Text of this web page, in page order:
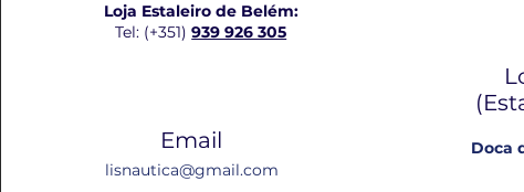
Loja Estaleiro de Belém:
Tel: (+351)939 926 305
Email
lisnautica@gmail.com
Doca